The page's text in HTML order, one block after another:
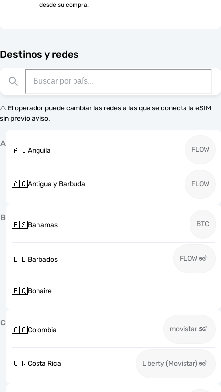
desde su compra.
Destinos y redes
⚠️ El operador puede cambiar las redes a las que se conecta la eSIM
sin previo aviso.
A
🇦🇮Anguila FLOW
🇦🇬Antigua y Barbuda FLOW
B
🇧🇸Bahamas BTC
🇧🇧Barbados FLOW
🇧🇶Bonaire
C
🇨🇴Colombia movistar
🇨🇷Costa Rica Liberty (Movistar)